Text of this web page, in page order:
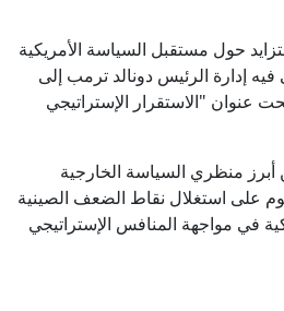
الأميركية: بوتين قد يختبر
تماسك الناتو بهجوم محدود
شاب تعرض للغرق قبالة شاطئ
في بات يام وإقرار وفاته
على درجات الحرارة
تحذّر الجمهور من استخدام
إضافية للعناية بالشعر
حول مستقبل السياسة الأمريكية
إدارة الرئيس دونالد ترمب إلى
عنوان "الاستقرار الإستراتيجي
منظري السياسة الخارجية
على استغلال نقاط الضعف الصينية
في مواجهة المنافس الإستراتيجي